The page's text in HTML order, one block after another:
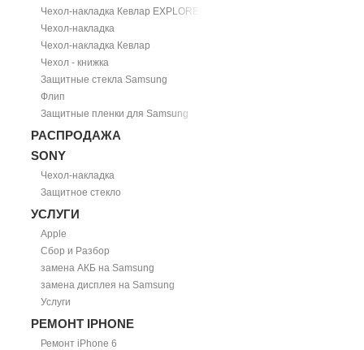
Чехол-накладка Кевлар EXPLORER
Чехол-накладка
Чехол-накладка Кевлар
Чехол - книжка
Защитные стекла Samsung
Флип
Защитные пленки для Samsung
РАСПРОДАЖА
SONY
Чехол-накладка
Защитное стекло
УСЛУГИ
Apple
Сбор и Разбор
замена АКБ на Samsung
замена дисплея на Samsung
Услуги
РЕМОНТ IPHONE
Ремонт iPhone 6